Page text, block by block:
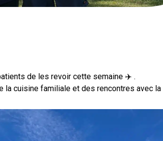
de les revoir cette semaine ✈️ .
cuisine familiale et des rencontres avec la